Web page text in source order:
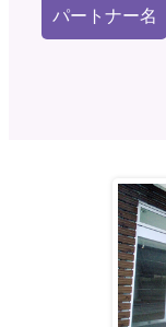
パートナー名